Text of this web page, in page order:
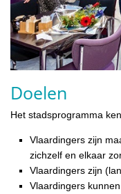
Doelen
Het stadsprogramma
Vlaardingers zijn
zichzelf en elkaar
Vlaardingers zijn
Vlaardingers